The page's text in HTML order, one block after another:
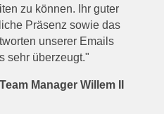
zu können. Ihr guter
Präsenz sowie das
unserer Emails
sehr überzeugt."
Manager Willem II